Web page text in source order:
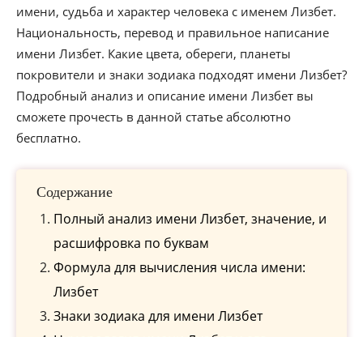
имени, судьба и характер человека с именем Лизбет.
Национальность, перевод и правильное написание
имени Лизбет. Какие цвета, обереги, планеты
покровители и знаки зодиака подходят имени Лизбет?
Подробный анализ и описание имени Лизбет вы
сможете прочесть в данной статье абсолютно
бесплатно.
Содержание
Полный анализ имени Лизбет, значение, и
расшифровка по буквам
Формула для вычисления числа имени:
Лизбет
Знаки зодиака для имени Лизбет